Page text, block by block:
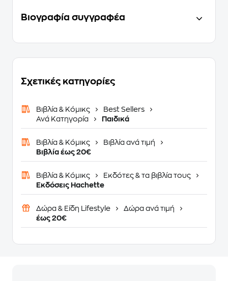
Βιογραφία συγγραφέα
Σχετικές κατηγορίες
Βιβλία & Κόμικς
Best Sellers
Ανά Κατηγορία
Παιδικά
Βιβλία & Κόμικς
Βιβλία ανά τιμή
Βιβλία έως 20€
Βιβλία & Κόμικς
Εκδότες & τα βιβλία τους
Εκδόσεις Hachette
Δώρα & Είδη Lifestyle
Δώρα ανά τιμή
έως 20€